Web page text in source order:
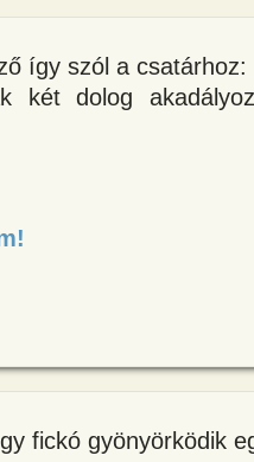
így szól a csatárhoz:
két dolog
fickó gyönyörködik